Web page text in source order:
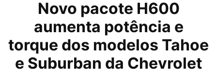
Novo pacote H600
aumenta potência e
torque dos modelos Tahoe
e Suburban da Chevrolet